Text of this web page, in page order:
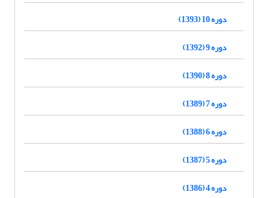
دوره 10 (1393)
دوره 9 (1392)
دوره 8 (1390)
دوره 7 (1389)
دوره 6 (1388)
دوره 5 (1387)
دوره 4 (1386)